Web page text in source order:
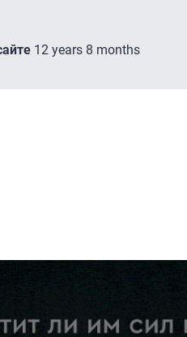
12 years 8 months